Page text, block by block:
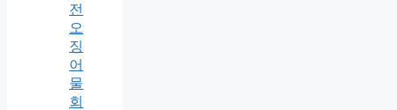
전
오
징
어
물
회